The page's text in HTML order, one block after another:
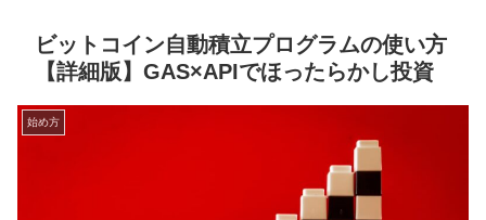
ビットコイン自動積立プログラムの使い方
【詳細版】GAS×APIでほったらかし投資
始め方